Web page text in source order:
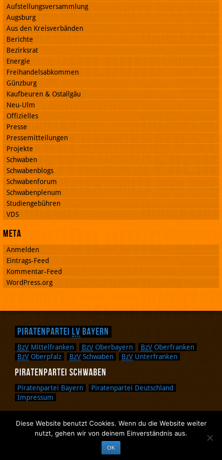
Aufstellungsversammlung
Augsburg
Aus den Kreisverbänden
Berichte
Bezirksrat
Energie
Freihandelsabkommen
Günzburg
Kaufbeuren & Ostallgäu
Neu-Ulm
Offizielles
Presse
Pressemitteilungen
Projekte
Schwaben
Schwabenblogs
Schwabenforum
Schwabenplenum
Studiengebühren
VDS
Meta
Anmelden
Eintrags-Feed
Kommentar-Feed
WordPress.org
Piratenpartei LV Bayern
BzV Mittelfranken BzV Oberbayern BzV Oberfranken
BzV Oberpfalz BzV Schwaben BzV Unterfranken
Piratenpartei Schwaben
Piratenpartei Bayern
Piratenpartei Deutschland
Impressum
Zurück nach oben.
Zurück zum Anfang des Textes.
Zurück zur Sucheingabe.
Diese Website benutzt Cookies. Wenn du die Website weiter
nutzt, gehen wir von deinem Einverständnis aus.
OK